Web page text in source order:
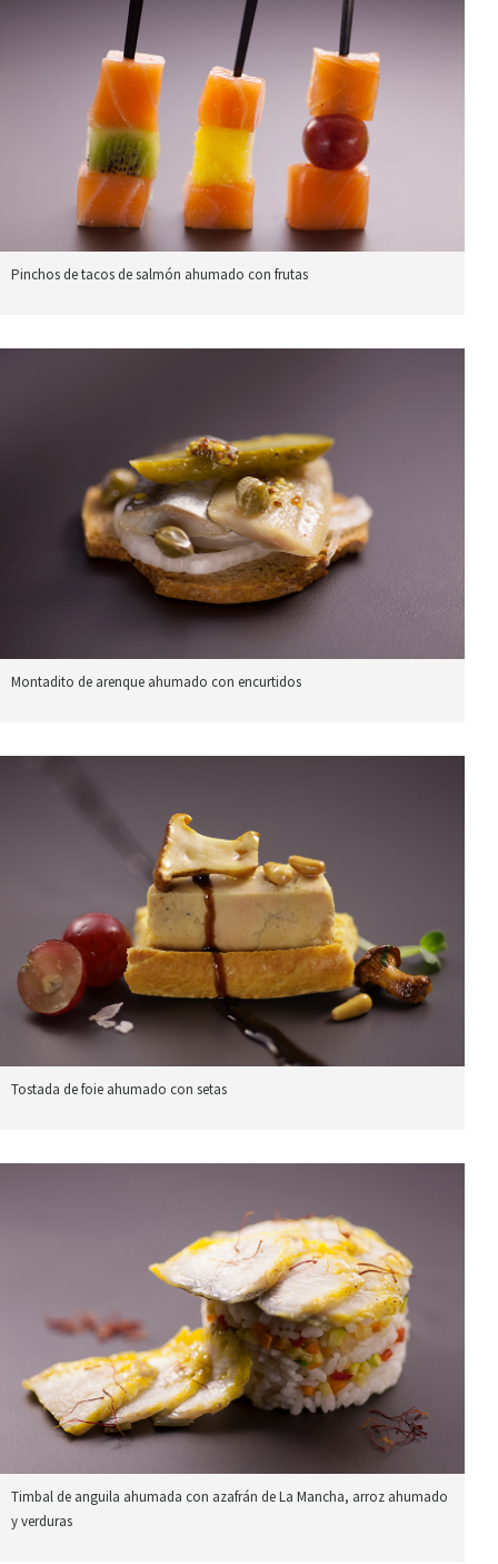
Pinchos de tacos de salmón ahumado con frutas
Montadito de arenque ahumado con encurtidos
Tostada de foie ahumado con setas
Timbal de anguila ahumada con azafrán de La Mancha, arroz ahumado
y verduras